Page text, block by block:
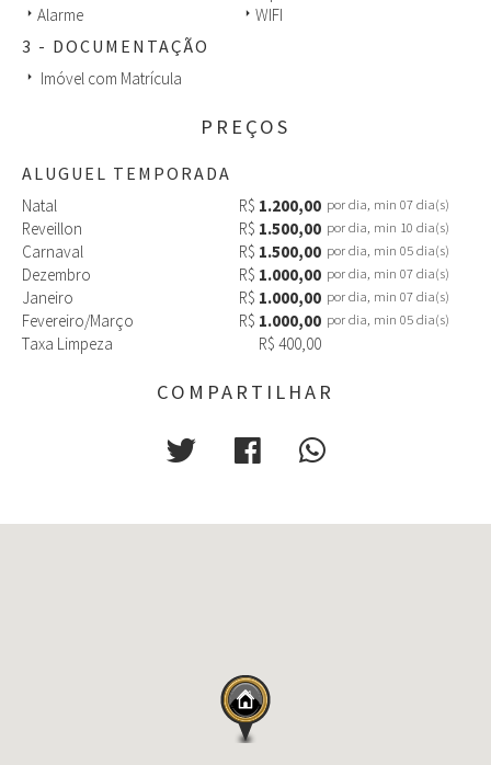
arrow_right Alarme arrow_right WIFI
3 - DOCUMENTAÇÃO
arrow_right Imóvel com Matrícula
PREÇOS
ALUGUEL TEMPORADA
Natal R$ 1.200,00 por dia, min 07 dia(s)
Reveillon R$ 1.500,00 por dia, min 10 dia(s)
Carnaval R$ 1.500,00 por dia, min 05 dia(s)
Dezembro R$ 1.000,00 por dia, min 07 dia(s)
Janeiro R$ 1.000,00 por dia, min 07 dia(s)
Fevereiro/Março R$ 1.000,00 por dia, min 05 dia(s)
Taxa Limpeza R$ 400,00
COMPARTILHAR